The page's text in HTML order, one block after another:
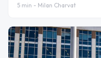
5 min - Milan Charvat